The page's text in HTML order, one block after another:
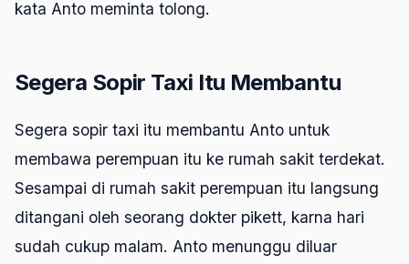
kata Anto meminta tolong.
Segera Sopir Taxi Itu Membantu
Segera sopir taxi itu membantu Anto untuk
membawa perempuan itu ke rumah sakit terdekat.
Sesampai di rumah sakit perempuan itu langsung
ditangani oleh seorang dokter pikett, karna hari
sudah cukup malam. Anto menunggu diluar